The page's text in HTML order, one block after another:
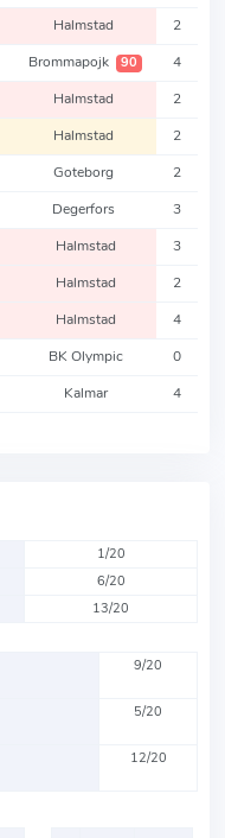
Halmstad 2
Brommapojk 90 4
Halmstad 2
Halmstad 2
Goteborg 2
Degerfors 3
Halmstad 3
Halmstad 2
Halmstad 4
BK Olympic 0
Kalmar 4
1/20
6/20
13/20
9/20
5/20
12/20